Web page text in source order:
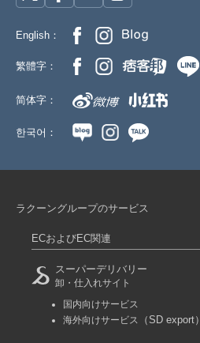
English：
繁體字：
简体字：
한국어：
ラクーングループのサービス
ECおよびEC関連
スーパーデリバリー
卸・仕入れサイト
国内向けサービス
海外向けサービス
（SD export）